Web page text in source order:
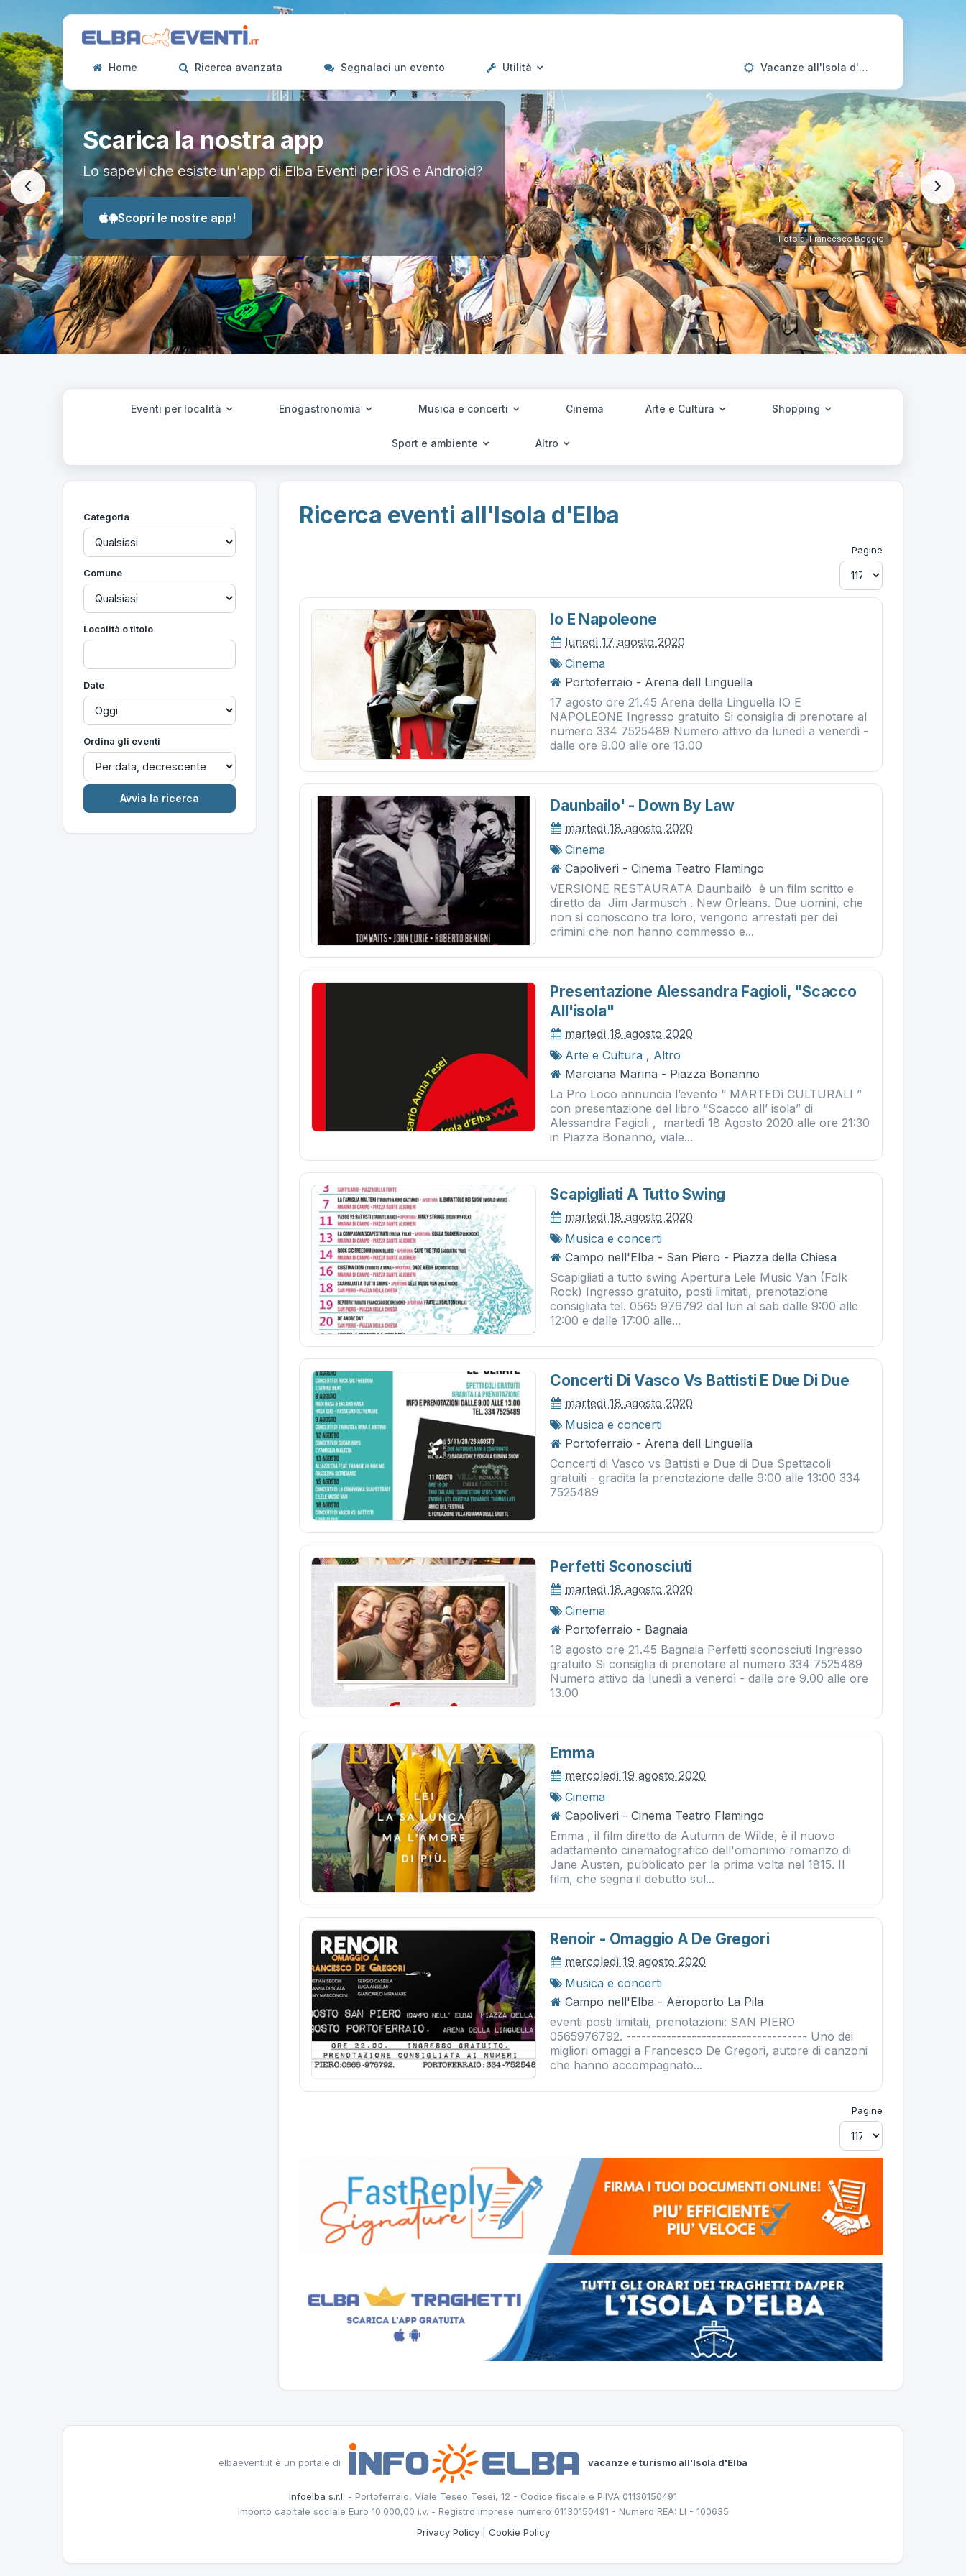
Home Ricerca avanzata Segnalaci un evento Utilità Vacanze all'Isola d'Elba
Scarica la nostra app
Lo sapevi che esiste un'app di Elba Eventi per iOS e Android?
Scopri le nostre app!
Foto di Francesco Boggio
‹ ›
Eventi per località Enogastronomia Musica e concerti Cinema Arte e Cultura Shopping
Sport e ambiente Altro
Categoria
Comune
Località o titolo
Date
Ordina gli eventi
Ricerca eventi all'Isola d'Elba
Pagine
Io E Napoleone
lunedì 17 agosto 2020
Cinema
Portoferraio - Arena dell Linguella
17 agosto ore 21.45 Arena della Linguella IO E
NAPOLEONE Ingresso gratuito Si consiglia di prenotare al
numero 334 7525489 Numero attivo da lunedì a venerdì -
dalle ore 9.00 alle ore 13.00
Daunbailo' - Down By Law
martedì 18 agosto 2020
Cinema
Capoliveri - Cinema Teatro Flamingo
VERSIONE RESTAURATA Daunbailò è un film scritto e
diretto da Jim Jarmusch . New Orleans. Due uomini, che
non si conoscono tra loro, vengono arrestati per dei
crimini che non hanno commesso e...
Presentazione Alessandra Fagioli, "scacco
All'isola"
martedì 18 agosto 2020
Arte e Cultura , Altro
Marciana Marina - Piazza Bonanno
La Pro Loco annuncia l’evento “ MARTEDì CULTURALI ”
con presentazione del libro “Scacco all’ isola” di
Alessandra Fagioli , martedì 18 Agosto 2020 alle ore 21:30
in Piazza Bonanno, viale...
Scapigliati A Tutto Swing
martedì 18 agosto 2020
Musica e concerti
Campo nell'Elba - San Piero - Piazza della Chiesa
Scapigliati a tutto swing Apertura Lele Music Van (Folk
Rock) Ingresso gratuito, posti limitati, prenotazione
consigliata tel. 0565 976792 dal lun al sab dalle 9:00 alle
12:00 e dalle 17:00 alle...
Concerti Di Vasco Vs Battisti E Due Di Due
martedì 18 agosto 2020
Musica e concerti
Portoferraio - Arena dell Linguella
Concerti di Vasco vs Battisti e Due di Due Spettacoli
gratuiti - gradita la prenotazione dalle 9:00 alle 13:00 334
7525489
Perfetti Sconosciuti
martedì 18 agosto 2020
Cinema
Portoferraio - Bagnaia
18 agosto ore 21.45 Bagnaia Perfetti sconosciuti Ingresso
gratuito Si consiglia di prenotare al numero 334 7525489
Numero attivo da lunedì a venerdì - dalle ore 9.00 alle ore
13.00
Emma
mercoledì 19 agosto 2020
Cinema
Capoliveri - Cinema Teatro Flamingo
Emma , il film diretto da Autumn de Wilde, è il nuovo
adattamento cinematografico dell'omonimo romanzo di
Jane Austen, pubblicato per la prima volta nel 1815. Il
film, che segna il debutto sul...
Renoir - Omaggio A De Gregori
mercoledì 19 agosto 2020
Musica e concerti
Campo nell'Elba - Aeroporto La Pila
eventi posti limitati, prenotazioni: SAN PIERO
0565976792. ------------------------------------ Uno dei
migliori omaggi a Francesco De Gregori, autore di canzoni
che hanno accompagnato...
Pagine
elbaeventi.it è un portale di vacanze e turismo all'Isola d'Elba
Infoelba s.r.l. - Portoferraio, Viale Teseo Tesei, 12 - Codice fiscale e P.IVA 01130150491
Importo capitale sociale Euro 10.000,00 i.v. - Registro imprese numero 01130150491 - Numero REA: LI - 100635
Privacy Policy| Cookie Policy